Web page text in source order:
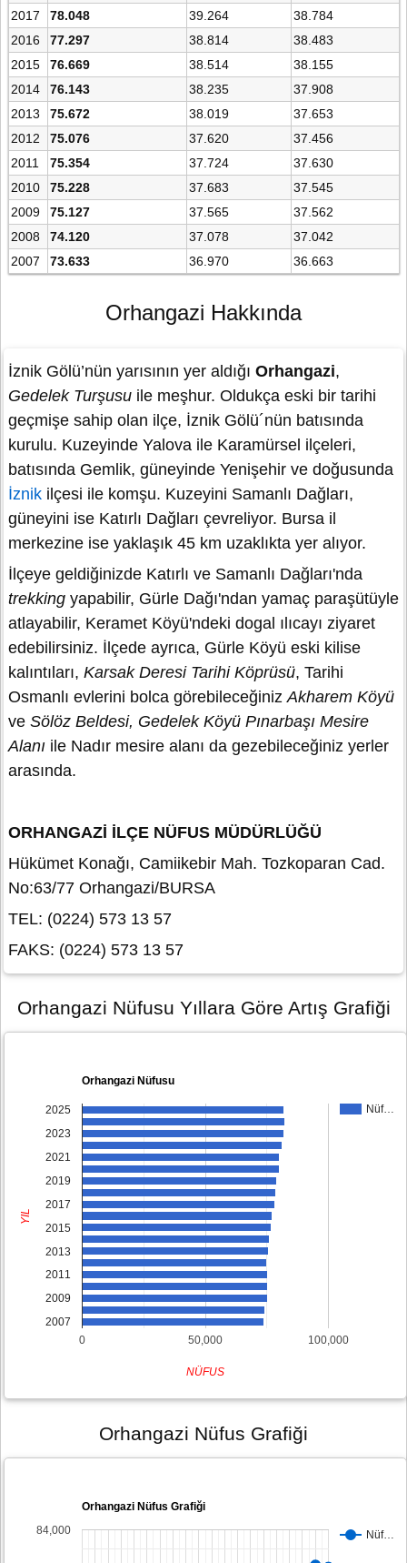
2017
78.048 39.264
38.784
2016
77.297 38.814
38.483
2015
76.669 38.514
38.155
2014
76.143 38.235
37.908
2013
75.672 38.019
37.653
2012
75.076 37.620
37.456
2011
75.354 37.724
37.630
2010
75.228 37.683
37.545
2009
75.127 37.565
37.562
2008
74.120 37.078
37.042
2007
73.633 36.970 36.663
Orhangazi Hakkında
İznik Gölü’nün yarısının yer aldığı Orhangazi,
Gedelek Turşusu ile meşhur. Oldukça eski bir tarihi
geçmişe sahip olan ilçe, İznik Gölü´nün batısında
kurulu. Kuzeyinde Yalova ile Karamürsel ilçeleri,
batısında Gemlik, güneyinde Yenişehir ve doğusunda
İznik ilçesi ile komşu. Kuzeyini Samanlı Dağları,
güneyini ise Katırlı Dağları çevreliyor. Bursa il
merkezine ise yaklaşık 45 km uzaklıkta yer alıyor.
İlçeye geldiğinizde Katırlı ve Samanlı Dağları'nda
trekking yapabilir, Gürle Dağı'ndan yamaç paraşütüyle
atlayabilir, Keramet Köyü'ndeki dogal ılıcayı ziyaret
edebilirsiniz. İlçede ayrıca, Gürle Köyü eski kilise
kalıntıları, Karsak Deresi Tarihi Köprüsü, Tarihi
Osmanlı evlerini bolca görebileceğinizAkharem Köyü
ve Sölöz Beldesi, Gedelek Köyü Pınarbaşı Mesire
Alanı ile Nadır mesire alanı da gezebileceğiniz yerler
arasında.
ORHANGAZİ İLÇE NÜFUS MÜDÜRLÜĞÜ
Hükümet Konağı, Camiikebir Mah. Tozkoparan Cad.
No:63/77 Orhangazi/BURSA
TEL: (0224) 573 13 57
FAKS: (0224) 573 13 57
Orhangazi Nüfusu Yıllara Göre Artış Grafiği
Orhangazi Nüfusu
Nüf…
0 50,000 100,000
2025
2023
2021
2019
2017
2015
2013
2011
2009
2007
NÜFUS
YIL
Orhangazi Nüfus Grafiği
Orhangazi Nüfus Grafiği
Nüf…
84,000